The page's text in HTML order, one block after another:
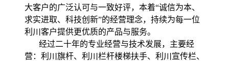
大客户的广泛认可与一致好评，本着“诚信为本、
求实进取、科技创新”的经营理念，持续为每一位
利川客户提供更优质的产品与服务。
经过二十年的专业经营与技术发展，主要经
营：利川旗杆、利川栏杆楼梯扶手、利川宣传栏、